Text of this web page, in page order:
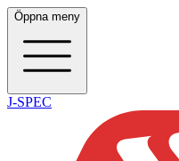
Öppna meny
J-SPEC